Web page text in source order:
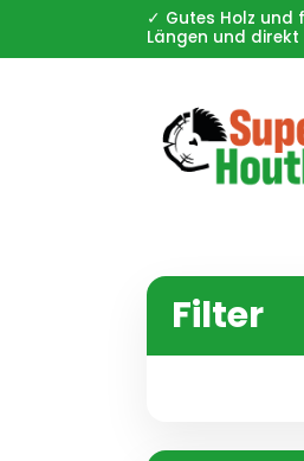
✓ Gutes Holz und
Längen und direkt
Filter